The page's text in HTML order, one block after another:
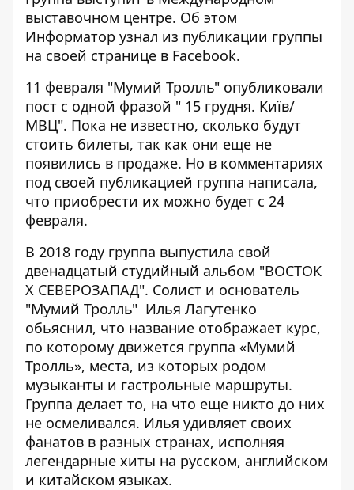
выставочном центре. Об этом
Информатор узнал из публикации группы
на своей странице в Facebook.
11 февраля "Мумий Тролль" опубликовали
пост с одной фразой " 15 грудня. Київ/
МВЦ". Пока не известно, сколько будут
стоить билеты, так как они еще не
появились в продаже. Но в комментариях
под своей публикацией группа написала,
что приобрести их можно будет с 24
февраля.
В 2018 году группа выпустила свой
двенадцатый студийный альбом "ВОСТОК
X СЕВЕРОЗАПАД". Солист и основатель
"Мумий Тролль" Илья Лагутенко
обьяснил, что название отображает курс,
по которому движется группа «Мумий
Тролль», места, из которых родом
музыканты и гастрольные маршруты.
Группа делает то, на что еще никто до них
не осмеливался. Илья удивляет своих
фанатов в разных странах, исполняя
легендарные хиты на русском, английском
и китайском языках.